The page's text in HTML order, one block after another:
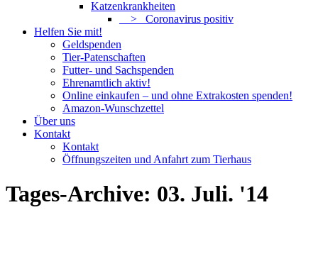
Katzenkrankheiten
> Coronavirus positiv
Helfen Sie mit!
Geldspenden
Tier-Patenschaften
Futter- und Sachspenden
Ehrenamtlich aktiv!
Online einkaufen – und ohne Extrakosten spenden!
Amazon-Wunschzettel
Über uns
Kontakt
Kontakt
Öffnungszeiten und Anfahrt zum Tierhaus
Tages-Archive: 03. Juli. '14